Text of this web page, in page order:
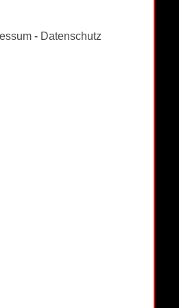
- Datenschutz